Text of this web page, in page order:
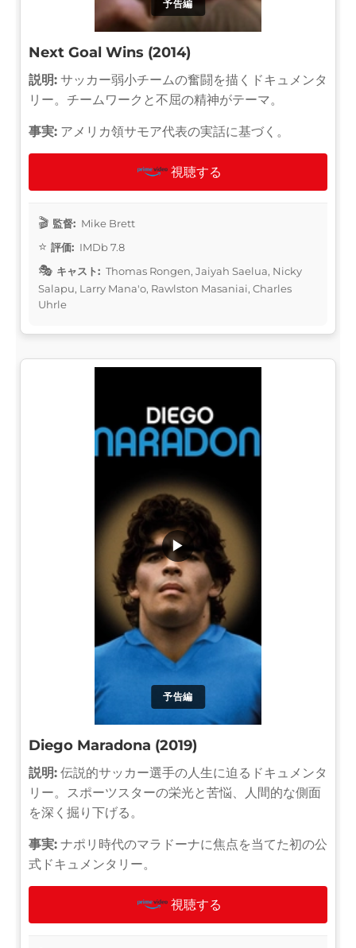
予告編
Next Goal Wins (2014)
説明: サッカー弱小チームの奮闘を描くドキュメンタ
リー。チームワークと不屈の精神がテーマ。
事実: アメリカ領サモア代表の実話に基づく。
視聴する
監督: Mike Brett
評価: IMDb 7.8
キャスト: Thomas Rongen, Jaiyah Saelua, Nicky
Salapu, Larry Mana'o, Rawlston Masaniai, Charles
Uhrle
予告編
▶
Diego Maradona (2019)
説明: 伝説的サッカー選手の人生に迫るドキュメンタ
リー。スポーツスターの栄光と苦悩、人間的な側面
を深く掘り下げる。
事実: ナポリ時代のマラドーナに焦点を当てた初の公
式ドキュメンタリー。
視聴する